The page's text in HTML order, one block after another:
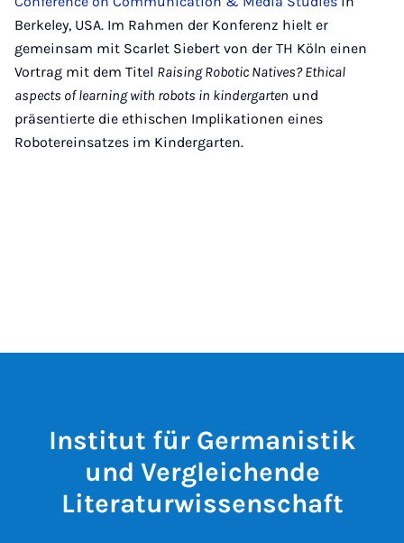
Berkeley, USA. Im Rahmen der Konferenz hielt er
gemeinsam mit Scarlet Siebert von der TH Köln einen
Vortrag mit dem Titel Raising Robotic Natives? Ethical
aspects of learning with robots in kindergarten und
präsentierte die ethischen Implikationen eines
Robotereinsatzes im Kindergarten.
Institut für Germanistik
und Vergleichende
Literaturwissenschaft